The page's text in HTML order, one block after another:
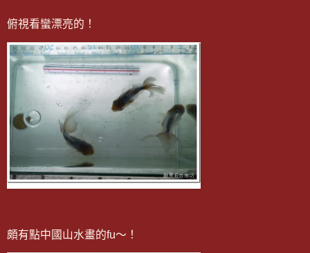
俯視看蠻漂亮的！
頗有點中國山水畫的fu～！